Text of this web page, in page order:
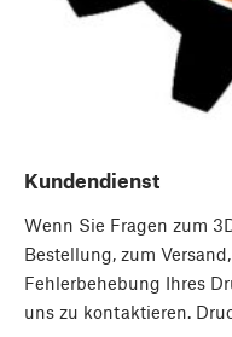
Kundendienst
Wenn Sie Fragen zum
Bestellung, zum
Fehlerbehebung Ihres
uns zu kontaktieren.